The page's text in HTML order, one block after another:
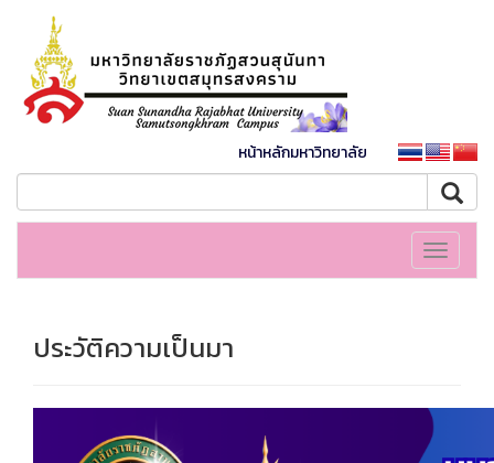
หน้าหลักมหาวิทยาลัย
Toggle
ประวัติความเป็นมา